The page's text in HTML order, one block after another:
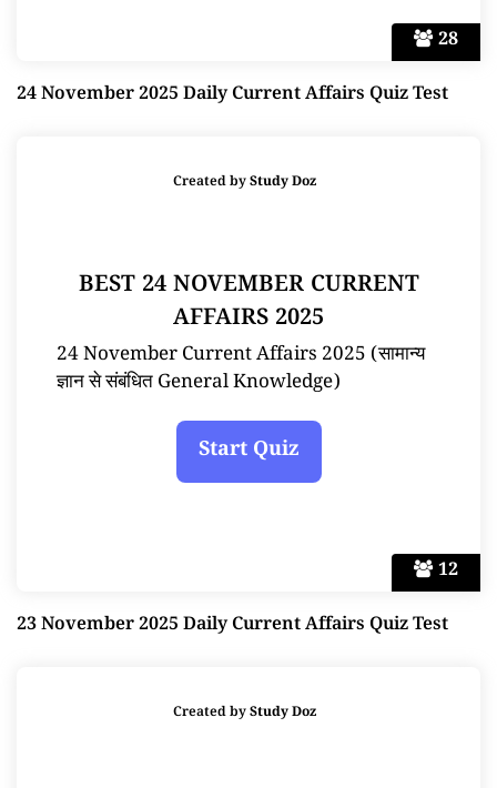
28
24 November 2025 Daily Current Affairs Quiz Test
12
Created byStudy Doz
BEST 24 NOVEMBER CURRENT
AFFAIRS 2025
24 November Current Affairs 2025 (सामान्य
ज्ञान से संबंधित General Knowledge)
23 November 2025 Daily Current Affairs Quiz Test
Created byStudy Doz